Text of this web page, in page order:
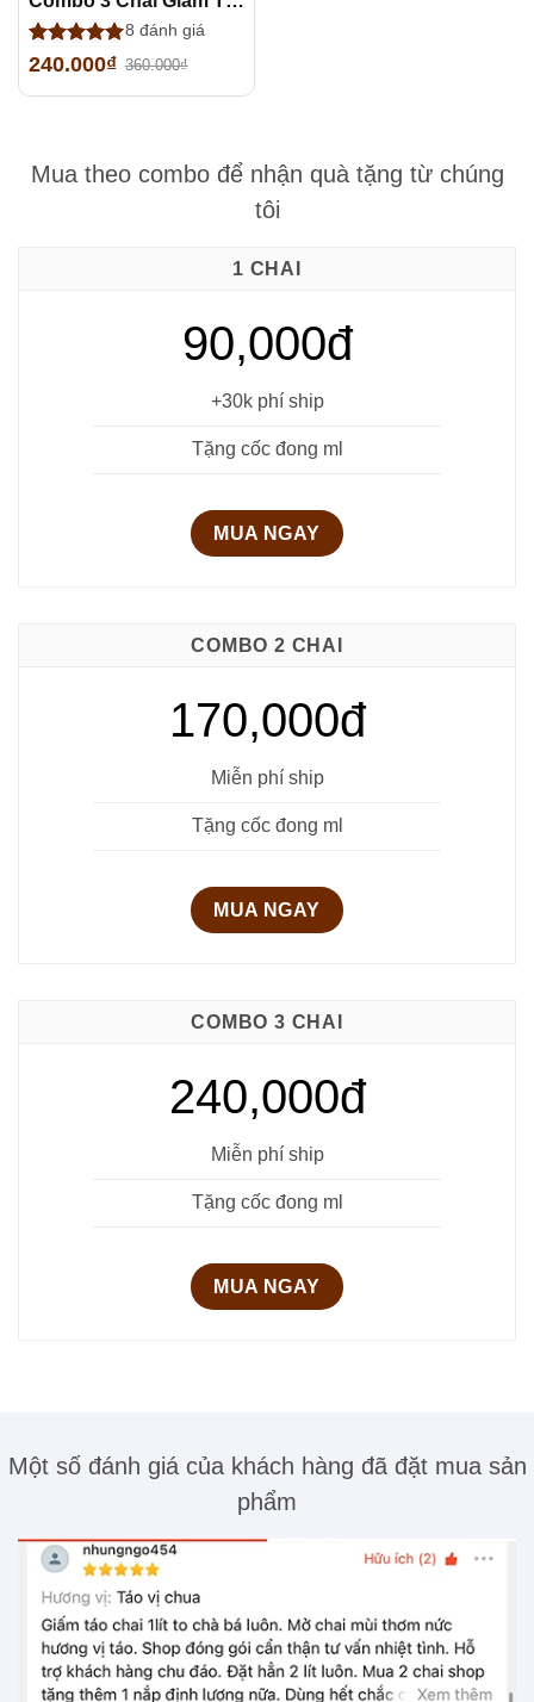
Được xếp
5 sao
8 đánh giá
360.000₫
Giá
gốc
240.000₫
Giá
hiện
240.000₫.
Mua theo combo để nhận quà tặng từ chúng
tôi
1 CHAI
90,000đ
+30k phí ship
Tặng cốc đong ml
MUA NGAY
COMBO 2 CHAI
170,000đ
Miễn phí ship
Tặng cốc đong ml
MUA NGAY
COMBO 3 CHAI
240,000đ
Miễn phí ship
Tặng cốc đong ml
MUA NGAY
Một số đánh giá của khách hàng đã đặt mua sản
phẩm